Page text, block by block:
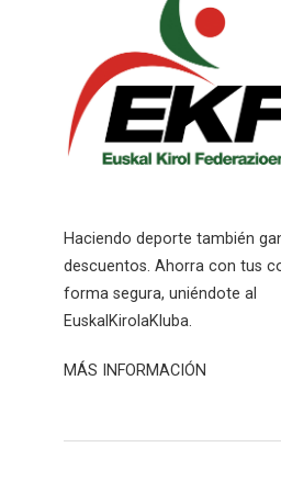
Haciendo deporte también
descuentos. Ahorra con tus
forma segura, uniéndote al
EuskalKirolaKluba.
MÁS INFORMACIÓN